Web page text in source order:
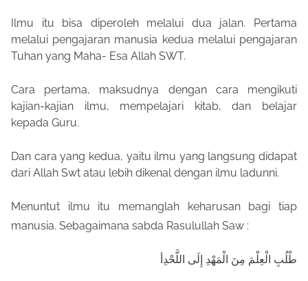
Ilmu itu bisa diperoleh melalui dua jalan. Pertama
melalui pengajaran manusia kedua melalui pengajaran
Tuhan yang Maha- Esa Allah SWT.
Cara pertama, maksudnya dengan cara mengikuti
kajian-kajian ilmu, mempelajari kitab, dan belajar
kepada Guru.
Dan cara yang kedua, yaitu ilmu yang langsung didapat
dari Allah Swt atau lebih dikenal dengan ilmu ladunni.
Menuntut ilmu itu memanglah keharusan bagi tiap
manusia. Sebagaimana sabda Rasulullah Saw :
أطْلُبِ الْعِلْمَ مِنَ الْمَهْدِ إِلَى اللَّحْدِ